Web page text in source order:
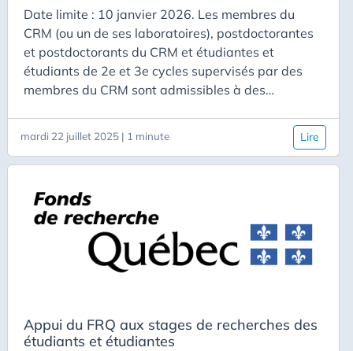
Date limite : 10 janvier 2026. Les membres du
CRM (ou un de ses laboratoires), postdoctorantes
et postdoctorants du CRM et étudiantes et
étudiants de 2e et 3e cycles supervisés par des
membres du CRM sont admissibles à des
permettant la participation à des événements
scientifiques en France. Les dépenses admissibles
incluent les frais de déplacement, l’hébergement
mardi 22 juillet 2025 | 1 minute Lire
Appui du FRQ aux stages de recherches des
étudiants et étudiantes